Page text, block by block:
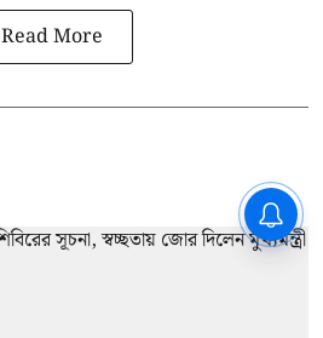
Read More
ভোট ঘোষণার প্রতিবাদ - আদালতের
দ্বারস্থ হবে সিপিআইএম